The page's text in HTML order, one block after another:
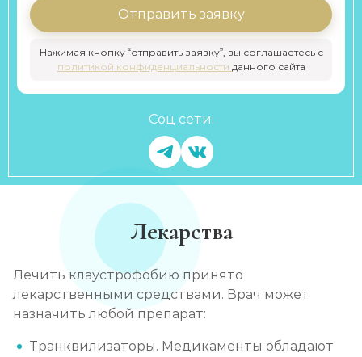
Отправить заявку
Нажимая кнопку “отправить заявку”, вы соглашаетесь с
политикой конфиденциальности данного сайта
Соц сети:
Лекарства
Лечить клаустрофобию принято
лекарственными средствами. Врач может
назначить любой препарат:
Транквилизаторы. Медикаменты обладают